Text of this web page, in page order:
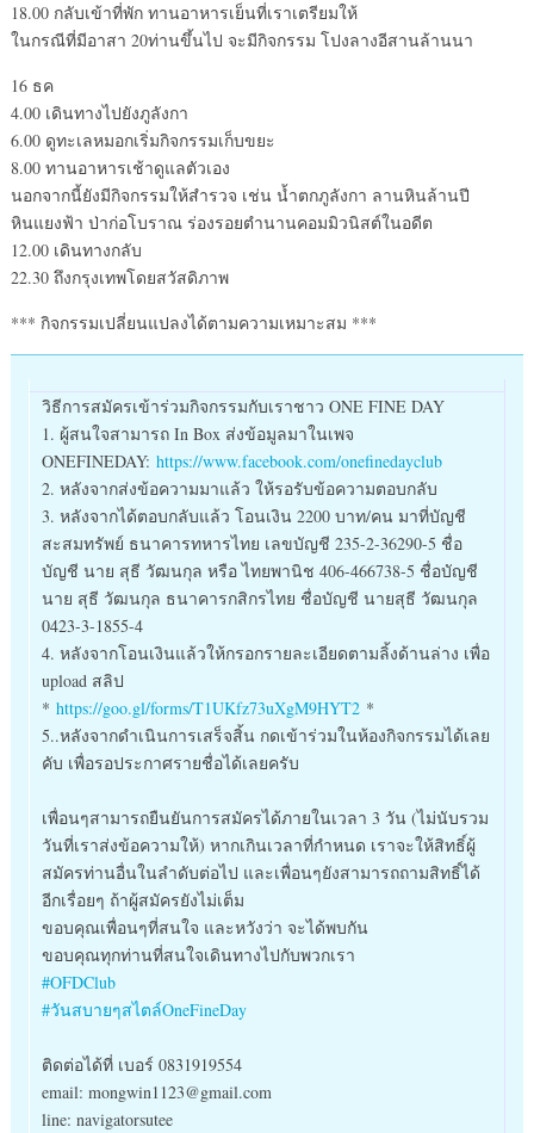
18.00 กลับเข้าที่พัก ทานอาหารเย็นที่เราเตรียมให้
ในกรณีที่มีอาสา 20ท่านขึ้นไป จะมีกิจกรรม โปงลางอีสานล้านนา
16 ธค
4.00 เดินทางไปยังภูลังกา
6.00 ดูทะเลหมอกเริ่มกิจกรรมเก็บขยะ
8.00 ทานอาหารเช้าดูแลตัวเอง
นอกจากนี้ยังมีกิจกรรมให้สำรวจ เช่น น้ำตกภูลังกา ลานหินล้านปี
หินแยงฟ้า ป่าก่อโบราณ ร่องรอยตำนานคอมมิวนิสต์ในอดีต
12.00 เดินทางกลับ
22.30 ถึงกรุงเทพโดยสวัสดิภาพ
*** กิจกรรมเปลี่ยนแปลงได้ตามความเหมาะสม ***
วิธีการสมัครเข้าร่วมกิจกรรมกับเราชาว ONE FINE DAY
1. ผู้สนใจสามารถ In Box ส่งข้อมูลมาในเพจ
ONEFINEDAY: https://www.facebook.com/onefinedayclub
2. หลังจากส่งข้อความมาแล้ว ให้รอรับข้อความตอบกลับ
3. หลังจากได้ตอบกลับแล้ว โอนเงิน 2200 บาท/คน มาที่บัญชี
สะสมทรัพย์ ธนาคารทหารไทย เลขบัญชี 235-2-36290-5 ชื่อ
บัญชี นาย สุธี วัฒนกุล หรือ ไทยพานิช 406-466738-5 ชื่อบัญชี
นาย สุธี วัฒนกุล ธนาคารกสิกรไทย ชื่อบัญชี นายสุธี วัฒนกุล
0423-3-1855-4
4. หลังจากโอนเงินแล้วให้กรอกรายละเอียดตามลิ้งด้านล่าง เพื่อ
upload สลิป
* https://goo.gl/forms/T1UKfz73uXgM9HYT2*
5..หลังจากดำเนินการเสร็จสิ้น กดเข้าร่วมในห้องกิจกรรมได้เลย
คับ เพื่อรอประกาศรายชื่อได้เลยครับ
เพื่อนๆสามารถยืนยันการสมัครได้ภายในเวลา 3 วัน (ไม่นับรวม
วันที่เราส่งข้อความให้) หากเกินเวลาที่กำหนด เราจะให้สิทธิ์ผู้
สมัครท่านอื่นในลำดับต่อไป และเพื่อนๆยังสามารถถามสิทธิ์ได้
อีกเรื่อยๆ ถ้าผู้สมัครยังไม่เต็ม
ขอบคุณเพื่อนๆที่สนใจ และหวังว่า จะได้พบกัน
ขอบคุณทุกท่านที่สนใจเดินทางไปกับพวกเรา
#OFDClub
#วันสบายๆสไตล์OneFineDay
ติดต่อได้ที่ เบอร์ 0831919554
email: mongwin1123@gmail.com
line: navigatorsutee